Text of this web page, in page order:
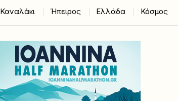
Καναλάκι Ήπειρος Ελλάδα Κόσμος